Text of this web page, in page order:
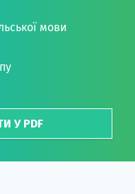
мови
У PDF